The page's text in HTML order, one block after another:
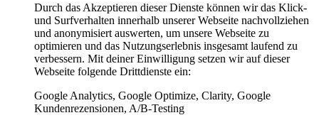
Durch das Akzeptieren dieser Dienste können wir das Klick-
und Surfverhalten innerhalb unserer Webseite nachvollziehen
und anonymisiert auswerten, um unsere Webseite zu
optimieren und das Nutzungserlebnis insgesamt laufend zu
verbessern. Mit deiner Einwilligung setzen wir auf dieser
Webseite folgende Drittdienste ein:
Google Analytics, Google Optimize, Clarity, Google
Kundenrezensionen, A/B-Testing